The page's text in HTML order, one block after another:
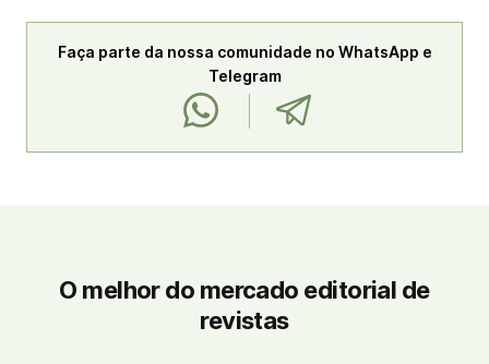
Faça parte da nossa comunidade no WhatsApp e
Telegram
O melhor do mercado editorial de
revistas